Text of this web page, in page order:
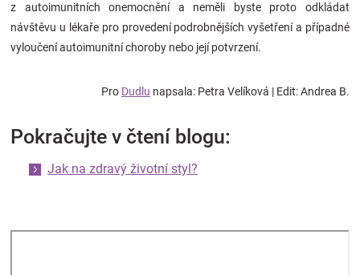
z autoimunitních onemocnění a neměli byste proto odkládat
návštěvu u lékaře pro provedení podrobnějších vyšetření a případné
vyloučení autoimunitní choroby nebo její potvrzení.
Pro Dudlu napsala: Petra Velíková | Edit: Andrea B.
Pokračujte v čtení blogu:
Jak na zdravý životní styl?